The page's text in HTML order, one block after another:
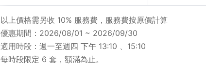
以上價格需另收 10% 服務費，服務費按原價計算
優惠期間：2026/08/01 ~ 2026/09/30
適用時段：週一至週四 下午 13:10 、15:10
每時段限定 6 套，額滿為止。